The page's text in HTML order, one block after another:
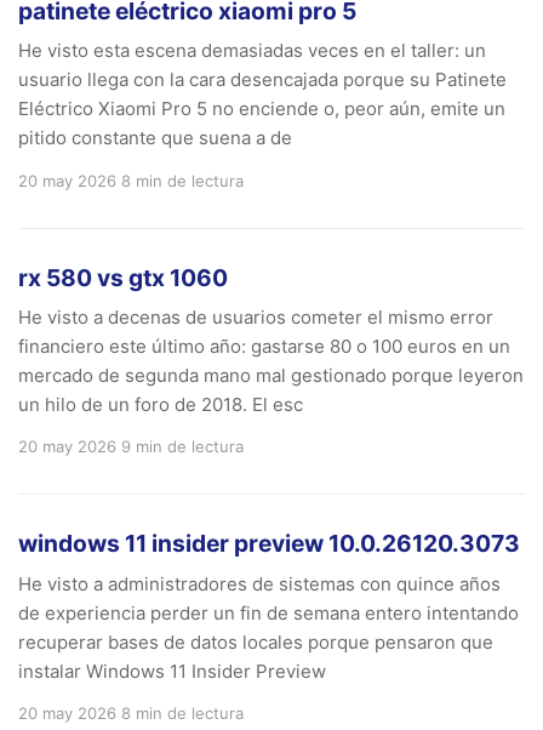
patinete eléctrico xiaomi pro 5
He visto esta escena demasiadas veces en el taller: un
usuario llega con la cara desencajada porque su Patinete
Eléctrico Xiaomi Pro 5 no enciende o, peor aún, emite un
pitido constante que suena a de
20 may 2026 8 min de lectura
rx 580 vs gtx 1060
He visto a decenas de usuarios cometer el mismo error
financiero este último año: gastarse 80 o 100 euros en un
mercado de segunda mano mal gestionado porque leyeron
un hilo de un foro de 2018. El esc
20 may 2026 9 min de lectura
windows 11 insider preview 10.0.26120.3073
He visto a administradores de sistemas con quince años
de experiencia perder un fin de semana entero intentando
recuperar bases de datos locales porque pensaron que
instalar Windows 11 Insider Preview
20 may 2026 8 min de lectura